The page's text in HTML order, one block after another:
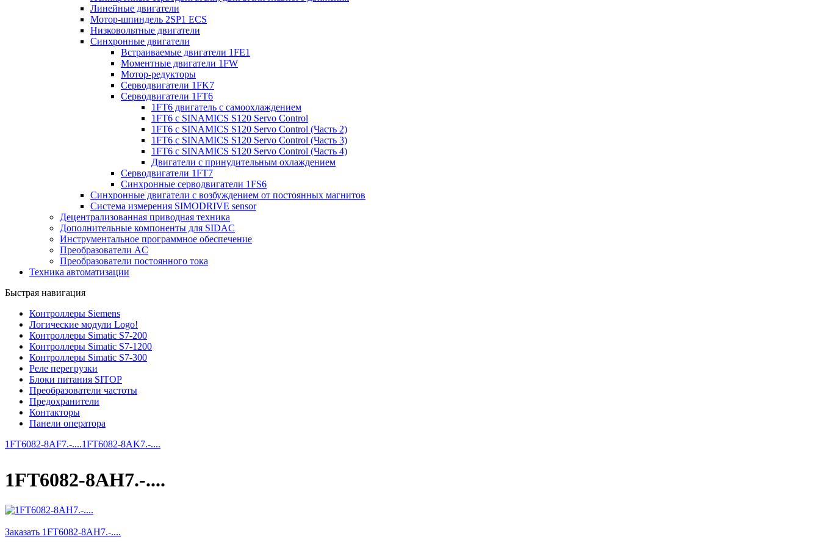
Линейные двигатели
Мотор-шпиндель 2SP1 ECS
Низковольтные двигатели
Синхронные двигатели
Встраиваемые двигатели 1FE1
Моментные двигатели 1FW
Мотор-редукторы
Серводвигатели 1FK7
Серводвигатели 1FT6
1FT6 двигатель с самоохлаждением
1FT6 с SINAMICS S120 Servo Control
1FT6 с SINAMICS S120 Servo Control (Часть 2)
1FT6 с SINAMICS S120 Servo Control (Часть 3)
1FT6 с SINAMICS S120 Servo Control (Часть 4)
Двигатели с принудительным охлаждением
Серводвигатели 1FT7
Синхронные серводвигатели 1FS6
Синхронные двигатели с возбуждением от постоянных магнитов
Система измерения SIMODRIVE sensor
Децентрализованная приводная техника
Дополнительные компоненты для SIDAC
Инструментальное программное обеспечение
Преобразователи AC
Преобразователи постоянного тока
Техника автоматизации
Быстрая навигация
Контроллеры Siemens
Логические модули Logo!
Контроллеры Simatic S7-200
Контроллеры Simatic S7-1200
Контроллеры Simatic S7-300
Реле перегрузки
Блоки питания SITOP
Преобразователи частоты
Предохранители
Контакторы
Панели оператора
1FT6082-8AF7.-....1FT6082-8AK7.-....
1FT6082-8AH7.-....
Заказать 1FT6082-8AH7.-....